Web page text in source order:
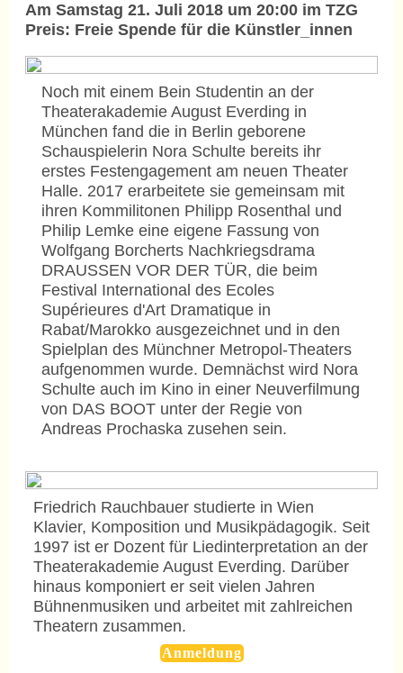
Am Samstag 21. Juli 2018 um 20:00 im TZG
Preis: Freie Spende für die Künstler_innen
Noch mit einem Bein Studentin an der
Theaterakademie August Everding in
München fand die in Berlin geborene
Schauspielerin Nora Schulte bereits ihr
erstes Festengagement am neuen Theater
Halle. 2017 erarbeitete sie gemeinsam mit
ihren Kommilitonen Philipp Rosenthal und
Philip Lemke eine eigene Fassung von
Wolfgang Borcherts Nachkriegsdrama
DRAUSSEN VOR DER TÜR, die beim
Festival International des Ecoles
Supérieures d'Art Dramatique in
Rabat/Marokko ausgezeichnet und in den
Spielplan des Münchner Metropol-Theaters
aufgenommen wurde. Demnächst wird Nora
Schulte auch im Kino in einer Neuverfilmung
von DAS BOOT unter der Regie von
Andreas Prochaska zusehen sein.
Friedrich Rauchbauer studierte in Wien
Klavier, Komposition und Musikpädagogik. Seit
1997 ist er Dozent für Liedinterpretation an der
Theaterakademie August Everding. Darüber
hinaus komponiert er seit vielen Jahren
Bühnenmusiken und arbeitet mit zahlreichen
Theatern zusammen.
Anmeldung